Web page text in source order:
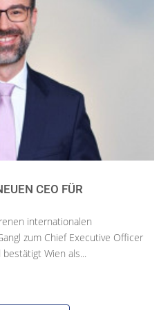
CEO FÜR
internationalen
zum Chief Executive Officer
Wien als...